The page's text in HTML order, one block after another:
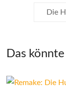
Die
Das